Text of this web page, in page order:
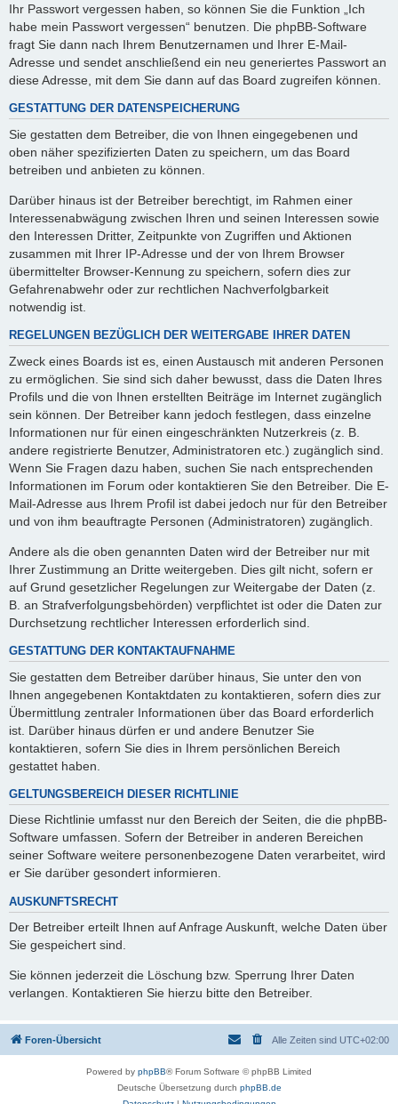
Ihr Passwort vergessen haben, so können Sie die Funktion „Ich
habe mein Passwort vergessen“ benutzen. Die phpBB-Software
fragt Sie dann nach Ihrem Benutzernamen und Ihrer E-Mail-
Adresse und sendet anschließend ein neu generiertes Passwort an
diese Adresse, mit dem Sie dann auf das Board zugreifen können.
GESTATTUNG DER DATENSPEICHERUNG
Sie gestatten dem Betreiber, die von Ihnen eingegebenen und
oben näher spezifizierten Daten zu speichern, um das Board
betreiben und anbieten zu können.
Darüber hinaus ist der Betreiber berechtigt, im Rahmen einer
Interessenabwägung zwischen Ihren und seinen Interessen sowie
den Interessen Dritter, Zeitpunkte von Zugriffen und Aktionen
zusammen mit Ihrer IP-Adresse und der von Ihrem Browser
übermittelter Browser-Kennung zu speichern, sofern dies zur
Gefahrenabwehr oder zur rechtlichen Nachverfolgbarkeit
notwendig ist.
REGELUNGEN BEZÜGLICH DER WEITERGABE IHRER DATEN
Zweck eines Boards ist es, einen Austausch mit anderen Personen
zu ermöglichen. Sie sind sich daher bewusst, dass die Daten Ihres
Profils und die von Ihnen erstellten Beiträge im Internet zugänglich
sein können. Der Betreiber kann jedoch festlegen, dass einzelne
Informationen nur für einen eingeschränkten Nutzerkreis (z. B.
andere registrierte Benutzer, Administratoren etc.) zugänglich sind.
Wenn Sie Fragen dazu haben, suchen Sie nach entsprechenden
Informationen im Forum oder kontaktieren Sie den Betreiber. Die E-
Mail-Adresse aus Ihrem Profil ist dabei jedoch nur für den Betreiber
und von ihm beauftragte Personen (Administratoren) zugänglich.
Andere als die oben genannten Daten wird der Betreiber nur mit
Ihrer Zustimmung an Dritte weitergeben. Dies gilt nicht, sofern er
auf Grund gesetzlicher Regelungen zur Weitergabe der Daten (z.
B. an Strafverfolgungsbehörden) verpflichtet ist oder die Daten zur
Durchsetzung rechtlicher Interessen erforderlich sind.
GESTATTUNG DER KONTAKTAUFNAHME
Sie gestatten dem Betreiber darüber hinaus, Sie unter den von
Ihnen angegebenen Kontaktdaten zu kontaktieren, sofern dies zur
Übermittlung zentraler Informationen über das Board erforderlich
ist. Darüber hinaus dürfen er und andere Benutzer Sie
kontaktieren, sofern Sie dies in Ihrem persönlichen Bereich
gestattet haben.
GELTUNGSBEREICH DIESER RICHTLINIE
Diese Richtlinie umfasst nur den Bereich der Seiten, die die phpBB-
Software umfassen. Sofern der Betreiber in anderen Bereichen
seiner Software weitere personenbezogene Daten verarbeitet, wird
er Sie darüber gesondert informieren.
AUSKUNFTSRECHT
Der Betreiber erteilt Ihnen auf Anfrage Auskunft, welche Daten über
Sie gespeichert sind.
Sie können jederzeit die Löschung bzw. Sperrung Ihrer Daten
verlangen. Kontaktieren Sie hierzu bitte den Betreiber.
Foren-Übersicht Alle Zeiten sind UTC+02:00
Powered by phpBB® Forum Software © phpBB Limited
Deutsche Übersetzung durch phpBB.de